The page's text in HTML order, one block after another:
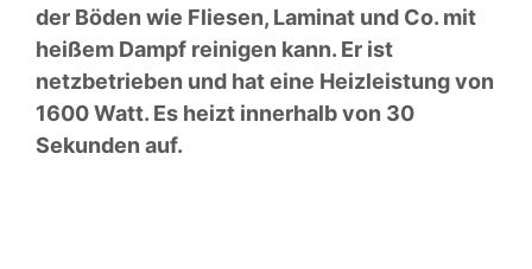
der Böden wie Fliesen, Laminat und Co. mit
heißem Dampf reinigen kann. Er ist
netzbetrieben und hat eine Heizleistung von
1600 Watt. Es heizt innerhalb von 30
Sekunden auf.